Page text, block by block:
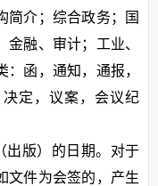
简介；综合政务；国
融、审计；工业、
函，通知，通报，
定，议案，会议纪
出版）的日期。对于
文件为会签的，产生